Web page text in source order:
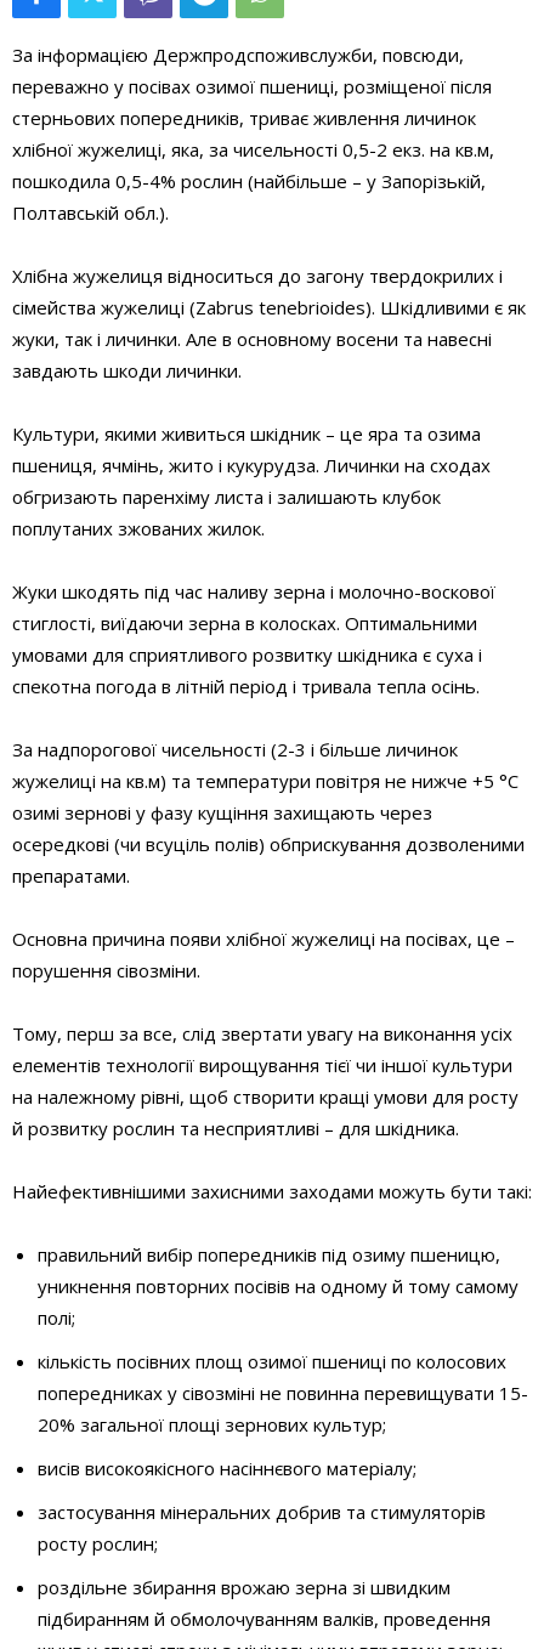
За інформацією Держпродспоживслужби, повсюди,
переважно у посівах озимої пшениці, розміщеної після
стерньових попередників, триває живлення личинок
хлібної жужелиці, яка, за чисельності 0,5-2 екз. на кв.м,
пошкодила 0,5-4% рослин (найбільше – у Запорізькій,
Полтавській обл.).
Хлібна жужелиця відноситься до загону твердокрилих і
сімейства жужелиці (Zabrus tenebrioides). Шкідливими є як
жуки, так і личинки. Але в основному восени та навесні
завдають шкоди личинки.
Культури, якими живиться шкідник – це яра та озима
пшениця, ячмінь, жито і кукурудза. Личинки на сходах
обгризають паренхіму листа і залишають клубок
поплутаних зжованих жилок.
Жуки шкодять під час наливу зерна і молочно-воскової
стиглості, виїдаючи зерна в колосках. Оптимальними
умовами для сприятливого розвитку шкідника є суха і
спекотна погода в літній період і тривала тепла осінь.
За надпорогової чисельності (2-3 і більше личинок
жужелиці на кв.м) та температури повітря не нижче +5 °C
озимі зернові у фазу кущіння захищають через
осередкові (чи всуціль полів) обприскування дозволеними
препаратами.
Основна причина появи хлібної жужелиці на посівах, це –
порушення сівозміни.
Тому, перш за все, слід звертати увагу на виконання усіх
елементів технології вирощування тієї чи іншої культури
на належному рівні, щоб створити кращі умови для росту
й розвитку рослин та несприятливі – для шкідника.
Найефективнішими захисними заходами можуть бути такі:
правильний вибір попередників під озиму пшеницю,
уникнення повторних посівів на одному й тому самому
полі;
кількість посівних площ озимої пшениці по колосових
попередниках у сівозміні не повинна перевищувати 15-
20% загальної площі зернових культур;
висів високоякісного насіннєвого матеріалу;
застосування мінеральних добрив та стимуляторів
росту рослин;
роздільне збирання врожаю зерна зі швидким
підбиранням й обмолочуванням валків, проведення